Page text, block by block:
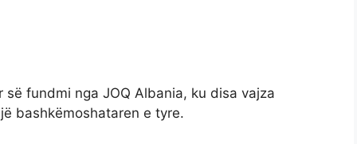
fundmi nga JOQ Albania, ku disa vajza
bashkëmoshataren e tyre.